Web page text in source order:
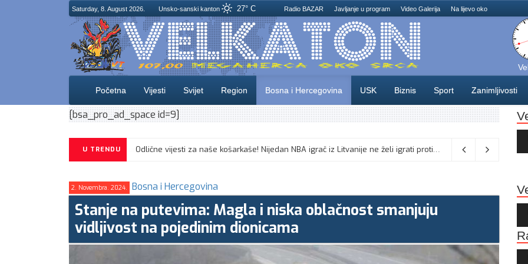
Saturday, 8. August 2026. Unsko-sanski kanton 27° C Radio BAZAR Javljanje u program Video Galerija Na lijevo oko
Početna Vijesti Svijet Region Bosna i Hercegovina USK Biznis Sport Zanimljivosti
[bsa_pro_ad_space id=9]
U TRENDU Turska odbacuje tvrdnje o sporazumu sa Saudijskom Arabijom i Pakistanom: Nema sukoba s obavezama prema NATO-u
2. Novembra. 2024. Bosna i Hercegovina
Stanje na putevima: Magla i niska oblačnost smanjuju
vidljivost na pojedinim dionicama